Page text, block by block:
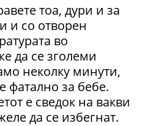
тоа, дури и за
и со отворен
во
да се зголеми
неколку минути,
фатално за бебе.
е сведок на вакви
да се избегнат.